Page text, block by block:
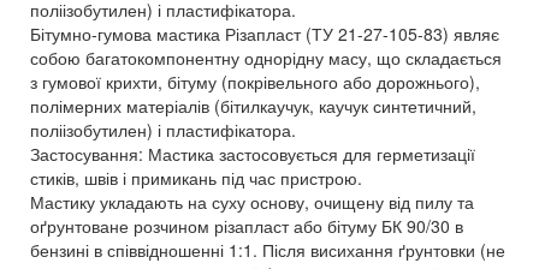
поліізобутилен) і пластифікатора.
Бітумно-гумова мастика Різапласт (ТУ 21-27-105-83) являє
собою багатокомпонентну однорідну масу, що складається
з гумової крихти, бітуму (покрівельного або дорожнього),
полімерних матеріалів (бітилкаучук, каучук синтетичний,
поліізобутилен) і пластифікатора.
Застосування: Мастика застосовується для герметизації
стиків, швів і примикань під час пристрою.
Мастику укладають на суху основу, очищену від пилу та
оґрунтоване розчином різапласт або бітуму БК 90/30 в
бензині в співвідношенні 1:1. Після висихання ґрунтовки (не